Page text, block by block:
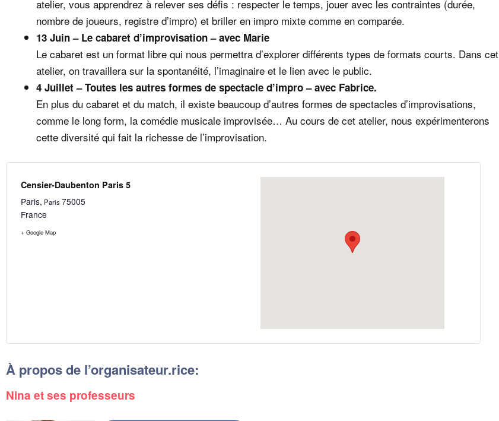
atelier, vous apprendrez à relever ses défis : respecter le temps, jouer avec les contraintes (durée,
nombre de joueurs, registre d’impro) et briller en impro mixte comme en comparée.
13 Juin – Le cabaret d’improvisation – avec Marie
Le cabaret est un format libre qui nous permettra d’explorer différents types de formats courts. Dans cet
atelier, on travaillera sur la spontanéité, l’imaginaire et le lien avec le public.
4 Juillet – Toutes les autres formes de spectacle d’impro – avec Fabrice.
En plus du cabaret et du match, il existe beaucoup d’autres formes de spectacles d’improvisations,
comme le long form, la comédie musicale improvisée… Au cours de cet atelier, nous expérimenterons
cette diversité qui fait la richesse de l’improvisation.
Censier-Daubenton Paris 5
Paris, Paris75005
France
+ Google Map
À propos de l’organisateur.rice:
Nina et ses professeurs